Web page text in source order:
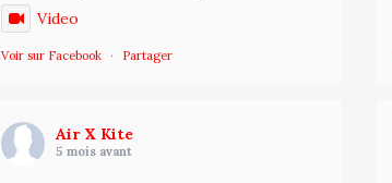
Video
Voir sur Facebook · Partager
Air X Kite
5 mois avant